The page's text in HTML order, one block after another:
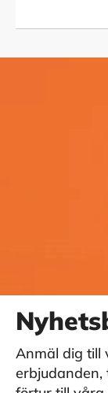
Anmäl dig till
erbjudanden,